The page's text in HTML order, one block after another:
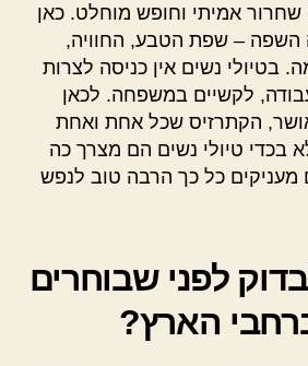
שחרור אמיתי וחופש מוחלט. כאן
השפה – שפת הטבע, החוויה,
בטיולי נשים אין כניסה לצרות
לקשיים במשפחה. לכאן
הקתרזיס שכל אחת ואחת
בכדי טיולי נשים הם מצרך כה
כל כך הרבה טוב לנפש
לפני שבוחרים
הארץ?